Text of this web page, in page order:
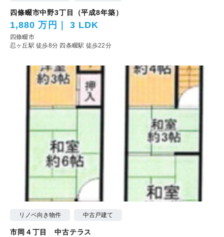
四條畷市中野3丁目（平成8年築）
1,880 万円 3 LDK
四條畷市
忍ヶ丘駅 徒歩8分 四条畷駅 徒歩22分
リノベ向き物件 中古戸建て
市岡４丁目 中古テラス